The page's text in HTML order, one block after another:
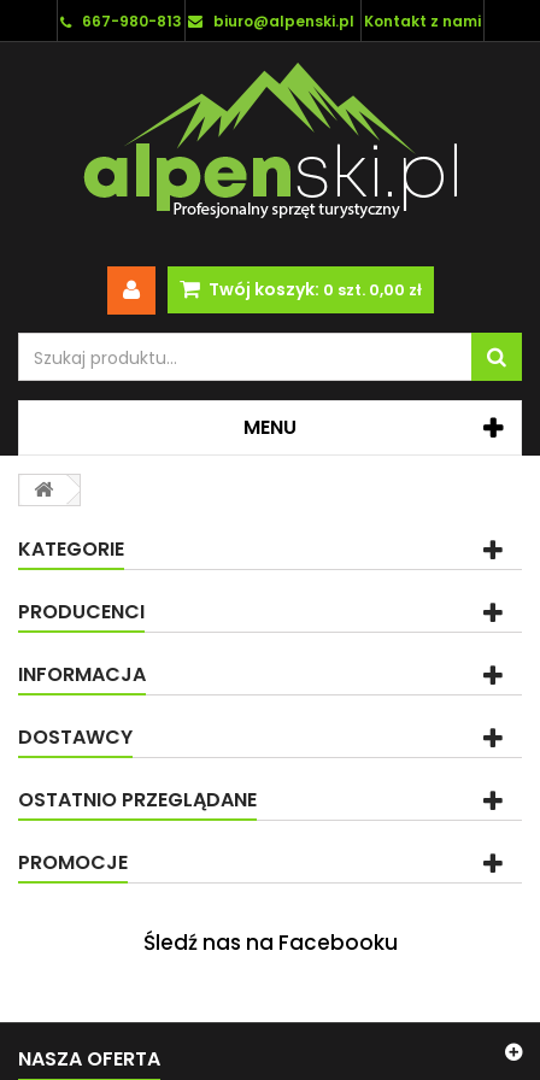
667-980-813 biuro@alpenski.pl Kontakt z nami
Twój koszyk: 0 szt. 0,00 zł
MENU
KATEGORIE
PRODUCENCI
INFORMACJA
DOSTAWCY
OSTATNIO PRZEGLĄDANE
PROMOCJE
Śledź nas na Facebooku
NASZA OFERTA